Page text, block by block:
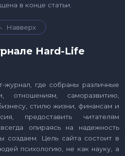
в конце статьи.
Навверх
Hard-Life
журнал, где собраны различные
отношениям, саморазвитию,
стилю жизни, финансам и
предоставить читателям
опираясь на надежность
создаем. Цель сайта состоит в
психологию, не как науку, а